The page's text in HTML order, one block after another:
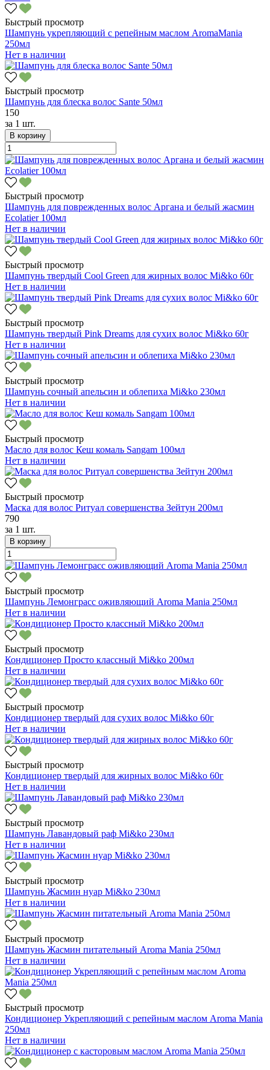
Быстрый просмотр
Шампунь укрепляющий с репейным маслом AromaMania
250мл
Нет в наличии
Быстрый просмотр
Шампунь для блеска волос Sante 50мл
150
за 1 шт.
В корзину
Быстрый просмотр
Шампунь для поврежденных волос Аргана и белый жасмин
Ecolatier 100мл
Нет в наличии
Быстрый просмотр
Шампунь твердый Cool Green для жирных волос Mi&ko 60г
Нет в наличии
Быстрый просмотр
Шампунь твердый Pink Dreams для сухих волос Mi&ko 60г
Нет в наличии
Быстрый просмотр
Шампунь сочный апельсин и облепиха Mi&ko 230мл
Нет в наличии
Быстрый просмотр
Масло для волос Кеш комаль Sangam 100мл
Нет в наличии
Быстрый просмотр
Маска для волос Ритуал совершенства Зейтун 200мл
790
за 1 шт.
В корзину
Быстрый просмотр
Шампунь Лемонграсс оживляющий Aroma Mania 250мл
Нет в наличии
Быстрый просмотр
Кондиционер Просто классный Mi&ko 200мл
Нет в наличии
Быстрый просмотр
Кондиционер твердый для сухих волос Mi&ko 60г
Нет в наличии
Быстрый просмотр
Кондиционер твердый для жирных волос Mi&ko 60г
Нет в наличии
Быстрый просмотр
Шампунь Лавандовый раф Mi&ko 230мл
Нет в наличии
Быстрый просмотр
Шампунь Жасмин нуар Mi&ko 230мл
Нет в наличии
Быстрый просмотр
Шампунь Жасмин питательный Aroma Mania 250мл
Нет в наличии
Быстрый просмотр
Кондиционер Укрепляющий с репейным маслом Aroma Mania
250мл
Нет в наличии